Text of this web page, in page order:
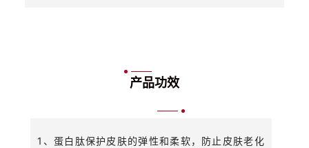
产品功效
1、蛋白肽保护皮肤的弹性和柔软，防止皮肤老化